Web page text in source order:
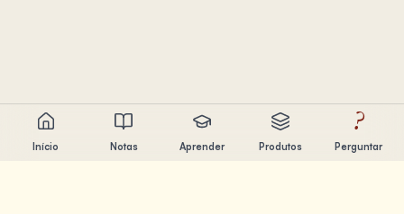
Início Notas Aprender Produtos
?
Perguntar